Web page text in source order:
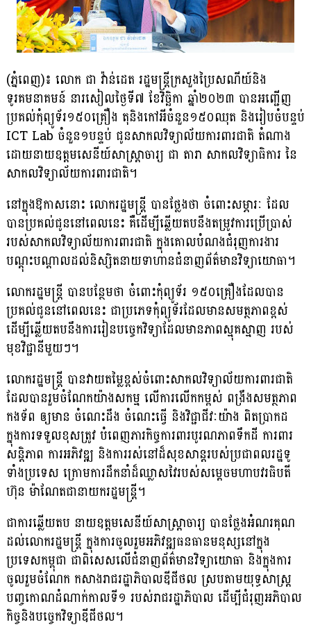
(ភ្នំពេញ)៖ លោក ជា វ៉ាន់ដេត រដ្ឋមន្ត្រីក្រសួងប្រៃសណីយ៍និង
ទូរគមនាគមន៍ នារសៀលថ្ងៃទី៧ ខែវិច្ឆិកា ឆ្នាំ២០២៣ បានអញ្ជើញ
ប្រគល់កុំព្យូទ័រ​១៥០គ្រឿង តុនិងកៅអីចំនួន១៥០ឈុត និងរៀបចំបន្ទប់
ICT Lab ចំនួន១បន្ទប់ ជូនសាកលវិទ្យាល័យការពារជាតិ តំណាង
ដោយនាយឧត្តមសេនីយ៍សាស្ត្រាចារ្យ ជា តារា សាកលវិទ្យាធិការ នៃ
សាកលវិទ្យាល័យការពារជាតិ។
នៅក្នុងឱកាសនោះ លោករដ្ឋមន្ត្រី បានថ្លែងថា ចំពោះសម្ភារៈ ដែល
បានប្រគល់ជូននៅពេលនេះ គឺដើម្បីឆ្លើយតបនឹងតម្រូវការប្រើប្រាស់
របស់សាកលវិទ្យាល័យការពារជាតិ ក្នុងគោលបំណងជំរុញការងារ
បណ្តុះបណ្តាលដល់និស្សិតនាយទាហានជំនាញព័ត៌មានវិទ្យាយោធា។
លោករដ្ឋមន្ត្រី បានបន្ថែមថា ចំពោះកុំព្យូទ័រ ១៥០គ្រឿងដែលបាន
ប្រគល់ជូននៅពេលនេះ ជាប្រភេទកុំព្យូទ័រដែលមានសមត្ថភាពខ្ពស់
ដើម្បីឆ្លើយតបនឹងការរៀនបច្ចេកវិទ្យាដែលមានភាពស្មុគស្មាញ របស់
មុខវិជ្ជានីមួយៗ។​
លោករដ្ឋមន្ត្រី បានវាយតម្លៃខ្ពស់ចំពោះសាកលវិទ្យាល័យការពារជាតិ
ដែលបានរួមចំណែកយ៉ាងសកម្ម លើការលើកកម្ពស់ ពង្រឹងសមត្ថភាព
កងទ័ព ឲ្យមាន ចំណេះដឹង ចំណេះធ្វើ និងវិជ្ជាជីវៈយ៉ាង ពិតប្រាកដ
ក្នុងការទទួលខុសត្រូវ បំពេញភារកិច្ចការពារបូរណភាពទឹកដី ការពារ
សន្តិភាព ការអភិវឌ្ឍ និងការរស់នៅដ៏សុខសាន្តរបស់ប្រជាពលរដ្ឋទូ
ទាំងប្រទេស ក្រោមការដឹកនាំដ៏ឈ្លាសវៃរបស់​សម្តេច​មហា​បវរ​ធិបតី ​
ហ៊ុន​ ម៉ាណែត​ជា​នាយករដ្ឋ​មន្ត្រី​។
ជាការឆ្លើយតប នាយឧត្តមសេនីយ៍សាស្ត្រាចារ្យ បានថ្លែងអំណរគុណ
ដល់លោករដ្ឋមន្ត្រី ក្នុងការចូលរួមអភិវឌ្ឍធនធានមនុស្សនៅក្នុង
ប្រទេសកម្ពុជា ជាពិសេសលើជំនាញព័ត៌មានវិទ្យាយោធា និងក្នុងការ
ចូលរួមចំណែក កសាងរាជរដ្ឋាភិបាលឌីជីថល ស្របតាមយុទ្ធសាស្រ្ត
បញ្ចកោណដំណាក់កាលទី១ របស់រាជរដ្ឋាភិបាល ដើម្បីជំរុញអភិបាល
កិច្ចនិងបច្ចេកវិទ្យាឌីជីថល។